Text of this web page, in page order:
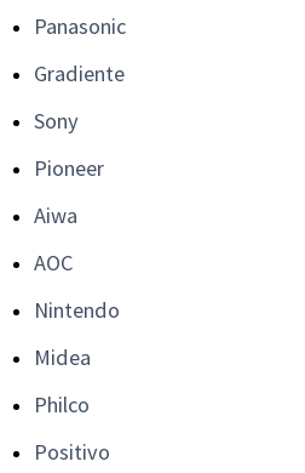
Panasonic
Gradiente
Sony
Pioneer
Aiwa
AOC
Nintendo
Midea
Philco
Positivo